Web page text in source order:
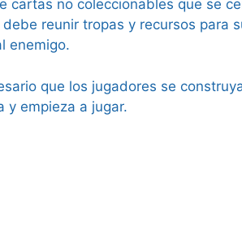
cartas no coleccionables que se
reunir tropas y recursos para
enemigo.
que los jugadores se
y empieza a jugar.